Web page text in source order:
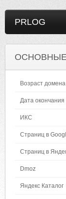
PRLOG
ОСНОВНЫЕ
Возраст домена
Дата окончания
ИКС
Страниц в
Страниц в
Dmoz
Яндекс Каталог